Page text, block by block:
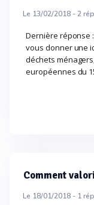
Le 13/02/2018 -2
Dernière réponse
vous donner une
déchets
européennes du
Comment
Le 18/01/2018 - 1